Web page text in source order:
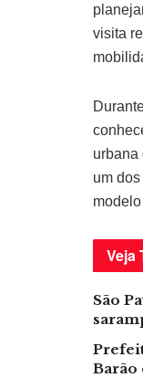
visita
urbana
um
Veja
São
Barão